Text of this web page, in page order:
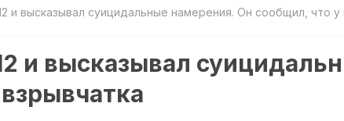
и высказывал суицидальные намерения. Он сообщил, что у
и высказывал